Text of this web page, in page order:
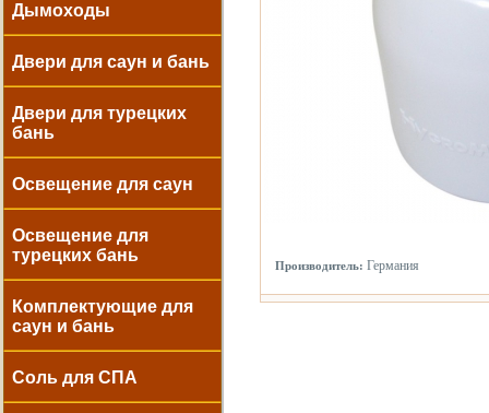
Дымоходы
Двери для саун и бань
Двери для турецких
бань
Освещение для саун
Освещение для
турецких бань
Комплектующие для
саун и бань
Соль для СПА
Производитель: Германия